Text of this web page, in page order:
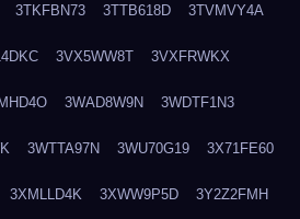
3TKFBN73 3TTB618D 3TVMVY4A
3VX5WW8T 3VXFRWKX
3WAD8W9N 3WDTF1N3
3WTTA97N 3WU70G19 3X71FE60
3XMLLD4K 3XWW9P5D 3Y2Z2FMH